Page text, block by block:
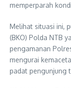
memperparah
Melihat situasi ini,
(BKO) Polda NTB
pengamanan
mengurai
padat pengunjung